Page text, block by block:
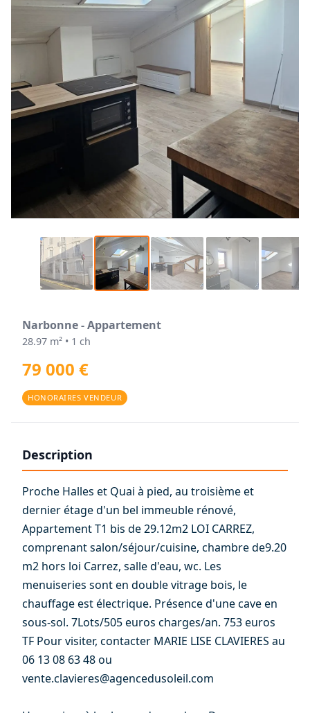
Narbonne - Appartement
28.97 m² • 1 ch
79 000 €
HONORAIRES VENDEUR
Description
Proche Halles et Quai à pied, au troisième et
dernier étage d'un bel immeuble rénové,
Appartement T1 bis de 29.12m2 LOI CARREZ,
comprenant salon/séjour/cuisine, chambre de9.20
m2 hors loi Carrez, salle d'eau, wc. Les
menuiseries sont en double vitrage bois, le
chauffage est électrique. Présence d'une cave en
sous-sol. 7Lots/505 euros charges/an. 753 euros
TF Pour visiter, contacter MARIE LISE CLAVIERES au
06 13 08 63 48 ou
vente.clavieres@agencedusoleil.com